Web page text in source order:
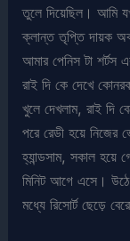
তুলে দিয়েছিল। আমি
ক্লান্ত তৃপ্তি দায়ক
আমার পেনিস টা শর্টস
রাই দি কে দেখে
খুলে দেখলাম, রাই দি
পরে রেডী হয়ে
হ্যান্ডসাম, সকাল
মিনিট আগে এসে।
মধ্যে রিসোর্ট ছেড়ে